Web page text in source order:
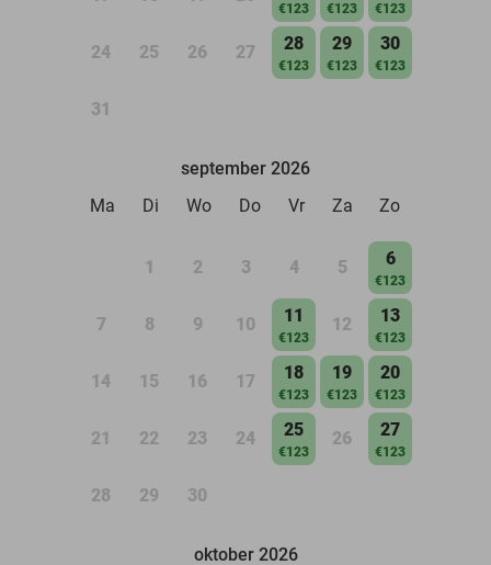
€123 €123 €123
24 25 26 27 28
€123
29
€123
30
€123
31
september 2026
Ma
Di Wo Do Vr Za Zo
1 2 3 4 5 6
€123
7 8 9 10 11
€123
12 13
€123
14 15 16 17 18
€123
19
€123
20
€123
21 22 23 24 25
€123
26 27
€123
28 29 30
oktober 2026